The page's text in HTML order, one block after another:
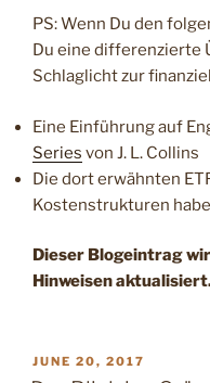
PS: Wenn Du den
Du eine differenzierte
Schlaglicht zur
Eine Einführung auf
Series von J. L. Collins
Die dort erwähnten
Kostenstrukturen
Dieser Blogeintrag
Hinweisen
POSTED
ON
JUNE 20, 2017